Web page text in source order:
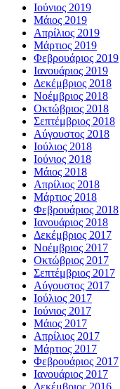
Ιούνιος 2019
Μάιος 2019
Απρίλιος 2019
Μάρτιος 2019
Φεβρουάριος 2019
Ιανουάριος 2019
Δεκέμβριος 2018
Νοέμβριος 2018
Οκτώβριος 2018
Σεπτέμβριος 2018
Αύγουστος 2018
Ιούλιος 2018
Ιούνιος 2018
Μάιος 2018
Απρίλιος 2018
Μάρτιος 2018
Φεβρουάριος 2018
Ιανουάριος 2018
Δεκέμβριος 2017
Νοέμβριος 2017
Οκτώβριος 2017
Σεπτέμβριος 2017
Αύγουστος 2017
Ιούλιος 2017
Ιούνιος 2017
Μάιος 2017
Απρίλιος 2017
Μάρτιος 2017
Φεβρουάριος 2017
Ιανουάριος 2017
Δεκέμβριος 2016